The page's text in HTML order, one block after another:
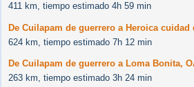
411 km, tiempo estimado 4h 59 min
De Cuilapam de guerrero a Heroica
624 km, tiempo estimado 7h 12 min
De Cuilapam de guerrero a Loma Bonita,
263 km, tiempo estimado 3h 24 min